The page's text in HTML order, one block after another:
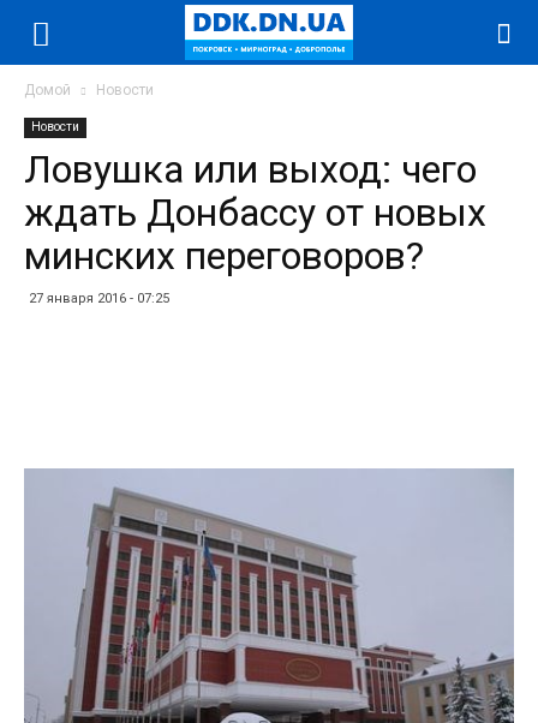
Домой Новости
Новости
Ловушка или выход: чего
ждать Донбассу от новых
минских переговоров?
27 января 2016 - 07:25